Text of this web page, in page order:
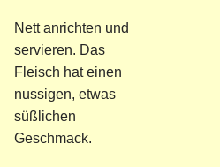
Nett anrichten und
servieren. Das
Fleisch hat einen
nussigen, etwas
süßlichen
Geschmack.